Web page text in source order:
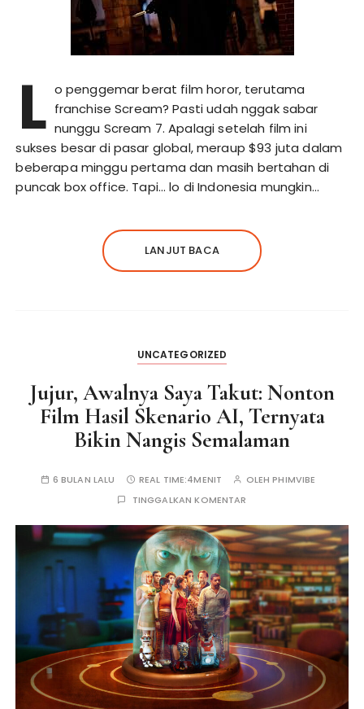
L o penggemar berat film horor, terutama
franchise Scream? Pasti udah nggak sabar
nunggu Scream 7. Apalagi setelah film ini
sukses besar di pasar global, meraup $93 juta dalam
beberapa minggu pertama dan masih bertahan di
puncak box office. Tapi… lo di Indonesia mungkin…
LANJUT BACA
UNCATEGORIZED
Jujur, Awalnya Saya Takut: Nonton
Film Hasil Skenario AI, Ternyata
Bikin Nangis Semalaman
6 BULAN LALU REAL TIME:4MENIT OLEHPHIMVIBE
TINGGALKAN KOMENTAR